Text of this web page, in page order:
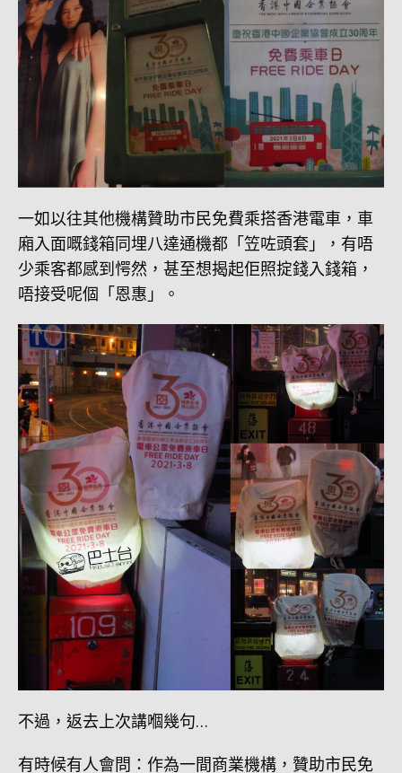
一如以往其他機構贊助市民免費乘搭香港電車，車
廂入面嘅錢箱同埋八達通機都「笠咗頭套」，有唔
少乘客都感到愕然，甚至想揭起佢照掟錢入錢箱，
唔接受呢個「恩惠」。
不過，返去上次講嗰幾句…
有時候有人會問：作為一間商業機構，贊助市民免